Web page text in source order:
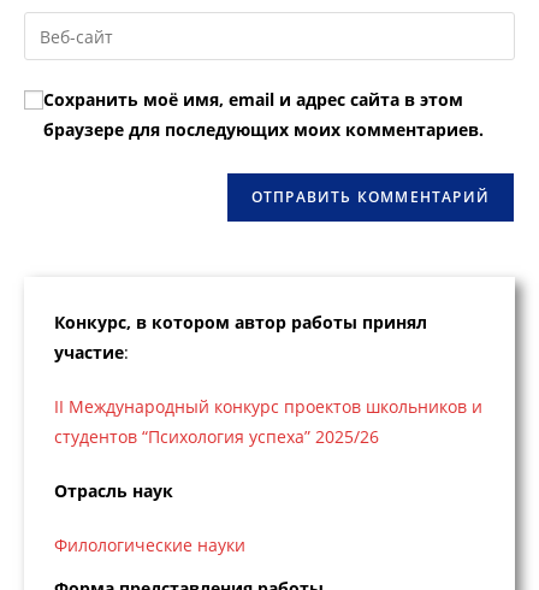
пользователя,
чтобы
прокомментировать
email-
адрес,
прокомментировать
Введите
URL
вашего
веб-
сайта
Сохранить моё имя, email и адрес сайта в этом
браузере для последующих моих комментариев.
Конкурс, в котором автор работы принял
участие:
II Международный конкурс проектов школьников и
студентов “Психология успеха” 2025/26
Отрасль наук
Филологические науки